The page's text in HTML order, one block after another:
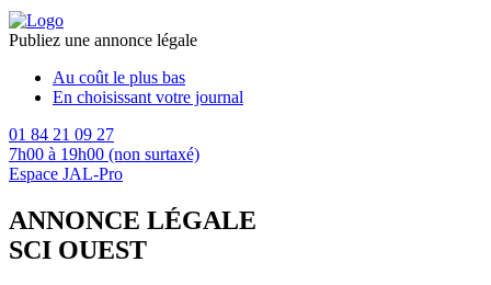
Publiez une annonce légale
Au coût le plus bas
En choisissant votre journal
01 84 21 09 27
7h00 à 19h00 (non surtaxé)
Espace JAL-Pro
ANNONCE LÉGALE
SCI OUEST